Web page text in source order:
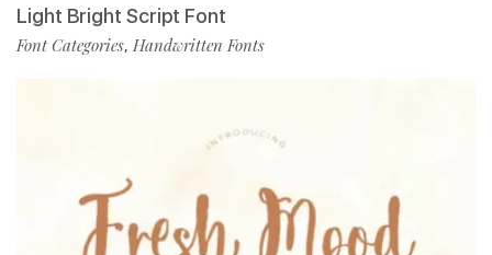
Light Bright Script Font
Font Categories, Handwritten Fonts